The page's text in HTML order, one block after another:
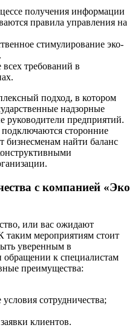
получения информации
правила управления на
стимулирование эко-
требований в
подход, в котором
надзорные
руководители предприятий.
сторонние
бизнесменам найти баланс
с компанией «Эко
или вас ожидают
таким мероприятиям стоит
уверенным в
обращении к специалистам
преимущества:
сотрудничества;
клиентов.